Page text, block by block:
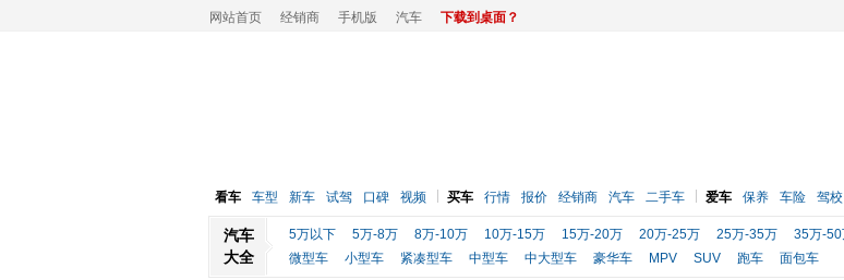
网站首页 经销商 手机版 汽车 下载到桌面？
看车 车型 新车 试驾 口碑 视频 买车 行情 报价 经销商 汽车 二手车 爱车 保养 车险 驾校
汽车
大全
5万以下 5万-8万 8万-10万 10万-15万 15万-20万 20万-25万 25万-35万 35万-50
微型车
小型车 紧凑型车 中型车 中大型车 豪华车 MPV SUV 跑车 面包车